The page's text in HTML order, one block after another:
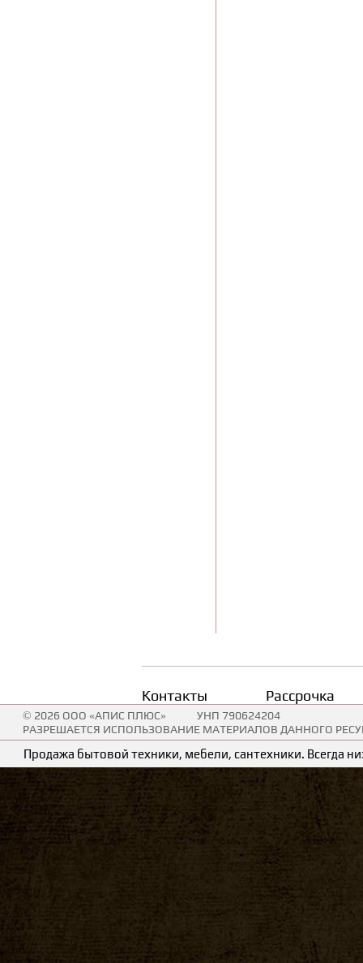
Контакты Рассрочка
© 2026 ООО «АПИС ПЛЮС»
УНП 790624204
РАЗРЕШАЕТСЯ ИСПОЛЬЗОВАНИЕ МАТЕРИАЛОВ ДАННОГО
Продажа бытовой техники, мебели, сантехники. Всегда